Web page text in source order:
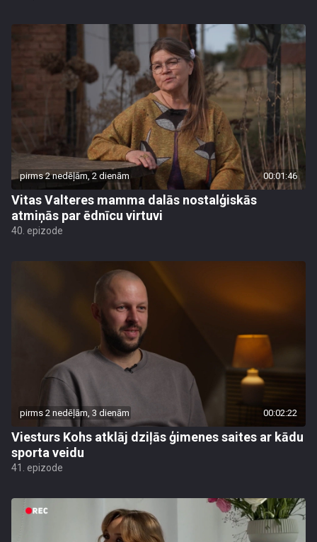
pirms 2 nedēļām, 2 dienām 00:01:46
Vitas Valteres mamma dalās nostalģiskās
atmiņās par ēdnīcu virtuvi
40. epizode
pirms 2 nedēļām, 3 dienām 00:02:22
Viesturs Kohs atklāj dziļās ģimenes saites ar kādu
sporta veidu
41. epizode